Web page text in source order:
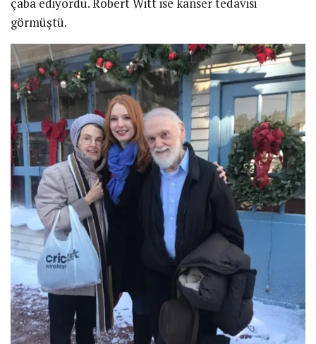
çaba ediyordu. Robert Witt ise kanser tedavisi
görmüştü.